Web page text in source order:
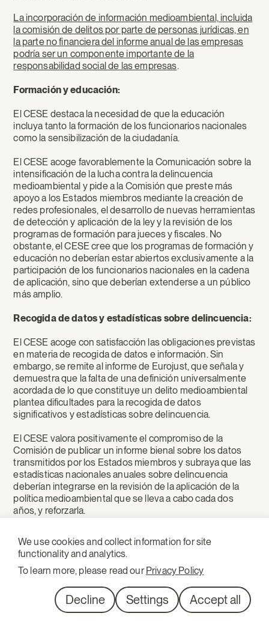
La incorporación de información medioambiental, incluida
la comisión de delitos por parte de personas jurídicas, en
la parte no financiera del informe anual de las empresas
podría ser un componente importante de la
responsabilidad social de las empresas.
Formación y educación:
El CESE destaca la necesidad de que la educación
incluya tanto la formación de los funcionarios nacionales
como la sensibilización de la ciudadanía.
El CESE acoge favorablemente la Comunicación sobre la
intensificación de la lucha contra la delincuencia
medioambiental y pide a la Comisión que preste más
apoyo a los Estados miembros mediante la creación de
redes profesionales, el desarrollo de nuevas herramientas
de detección y aplicación de la ley y la revisión de los
programas de formación para jueces y fiscales. No
obstante, el CESE cree que los programas de formación y
educación no deberían estar abiertos exclusivamente a la
participación de los funcionarios nacionales en la cadena
de aplicación, sino que deberían extenderse a un público
más amplio.
Recogida de datos y estadísticas sobre delincuencia:
El CESE acoge con satisfacción las obligaciones previstas
en materia de recogida de datos e información. Sin
embargo, se remite al informe de Eurojust, que señala y
demuestra que la falta de una definición universalmente
acordada de lo que constituye un delito medioambiental
plantea dificultades para la recogida de datos
significativos y estadísticas sobre delincuencia.
El CESE valora positivamente el compromiso de la
Comisión de publicar un informe bienal sobre los datos
transmitidos por los Estados miembros y subraya que las
estadísticas nacionales anuales sobre delincuencia
deberían integrarse en la revisión de la aplicación de la
política medioambiental que se lleva a cabo cada dos
años, y reforzarla.
Los delitos medioambientales perjudican ante todo el
medio ambiente y la salud, pero también distorsionan la
públicos mediante la externalización de los costes de la
acción correctiva y el restablecimiento y perjudican los
We use cookies and collect information for site
functionality and analytics.
To learn more, please read ourPrivacy Policy
Decline Settings Accept all